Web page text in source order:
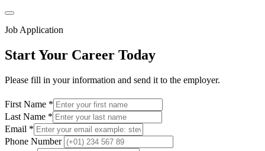
Job Application
Start Your Career Today
Please fill in your information and send it to the employer.
First Name *
Last Name *
Email *
Phone Number